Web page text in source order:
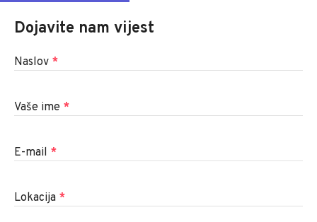
Dojavite nam vijest
Naslov *
Vaše ime *
E-mail *
Lokacija *